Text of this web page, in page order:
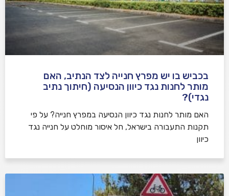
בכביש בו יש מפרץ חנייה לצד הנתיב, האם
מותר לחנות נגד כיוון הנסיעה (חיתוך נתיב
נגדי)?
האם מותר לחנות נגד כיוון הנסיעה במפרץ חנייה? על פי
תקנות התעבורה בישראל, חל איסור מוחלט על חנייה נגד
כיוון